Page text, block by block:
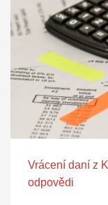
Vrácení daní z
odpovědi